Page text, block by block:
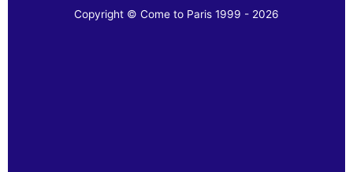
Copyright © Come to Paris 1999 - 2026